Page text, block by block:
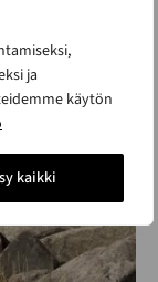
ja
käytön
kaikki
Alle 30m2 rakennus